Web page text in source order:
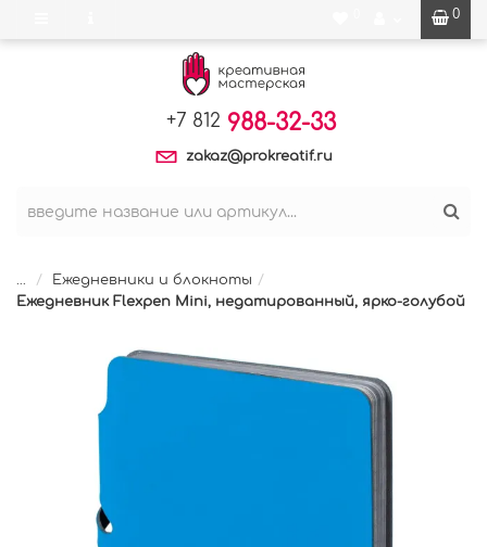
0
+7 812 988-32-33
zakaz@prokreatif.ru
...
Ежедневники и блокноты
Ежедневник Flexpen Mini, недатированный, ярко-голубой